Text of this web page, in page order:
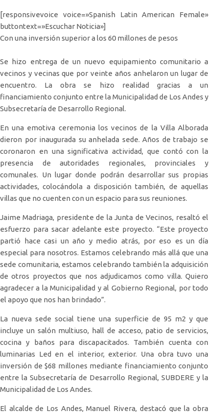
[responsivevoice voice=»Spanish Latin American Female»
buttontext=»Escuchar Noticia»]
Con una inversión superior a los 60 millones de pesos
Se hizo entrega de un nuevo equipamiento comunitario a
vecinos y vecinas que por veinte años anhelaron un lugar de
encuentro. La obra se hizo realidad gracias a un
financiamiento conjunto entre la Municipalidad de Los Andes y
Subsecretaría de Desarrollo Regional.
En una emotiva ceremonia los vecinos de la Villa Alborada
dieron por inaugurada su anhelada sede. Años de trabajo se
coronaron en una significativa actividad, que contó con la
presencia de autoridades regionales, provinciales y
comunales. Un lugar donde podrán desarrollar sus propias
actividades, colocándola a disposición también, de aquellas
villas que no cuenten con un espacio para sus reuniones.
Jaime Madriaga, presidente de la Junta de Vecinos, resaltó el
esfuerzo para sacar adelante este proyecto. “Este proyecto
partió hace casi un año y medio atrás, por eso es un día
especial para nosotros. Estamos celebrando más allá que una
sede comunitaria, estamos celebrando también la adquisición
de otros proyectos que nos adjudicamos como villa. Quiero
agradecer a la Municipalidad y al Gobierno Regional, por todo
el apoyo que nos han brindado”.
La nueva sede social tiene una superficie de 95 m2 y que
incluye un salón multiuso, hall de acceso, patio de servicios,
cocina y baños para discapacitados. También cuenta con
luminarias Led en el interior, exterior. Una obra tuvo una
inversión de $68 millones mediante financiamiento conjunto
entre la Subsecretaría de Desarrollo Regional, SUBDERE y la
Municipalidad de Los Andes.
El alcalde de Los Andes, Manuel Rivera, destacó que la obra